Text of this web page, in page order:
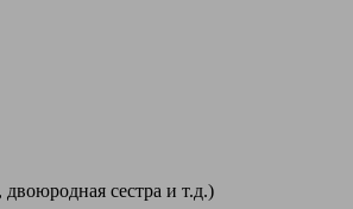
сестра и т.д.)